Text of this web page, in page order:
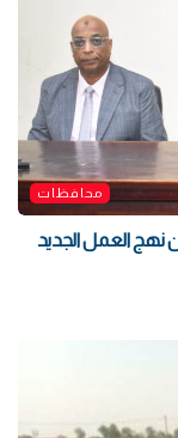
محافظات
العمل الجديد